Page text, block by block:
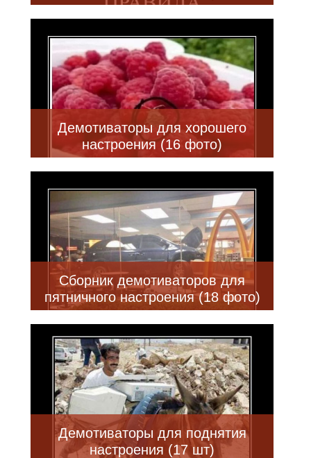
Демотиваторы для хорошего
настроения (16 фото)
Сборник демотиваторов для
пятничного настроения (18 фото)
Демотиваторы для поднятия
настроения (17 шт)